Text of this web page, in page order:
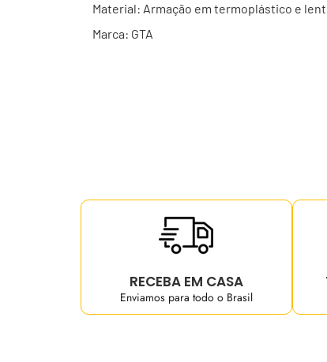
Material: Armação em termoplástico e
Marca: GTA
RECEBA EM CASA
Enviamos para todo o Brasil